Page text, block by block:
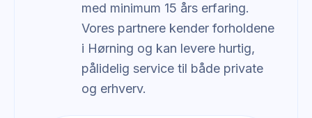
med minimum 15 års erfaring.
Vores partnere kender forholdene
i Hørning og kan levere hurtig,
pålidelig service til både private
og erhverv.